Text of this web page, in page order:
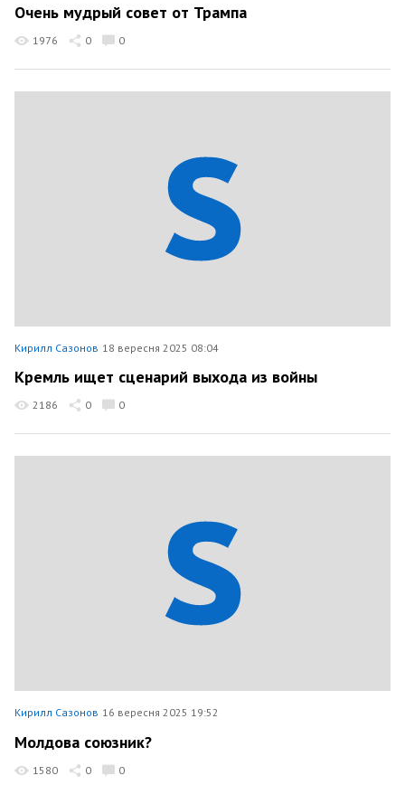
Очень мудрый совет от Трампа
1976 0 0
Кирилл Сазонов 18 вересня 2025 08:04
Кремль ищет сценарий выхода из войны
2186 0 0
Кирилл Сазонов 16 вересня 2025 19:52
Молдова союзник?
1580 0 0